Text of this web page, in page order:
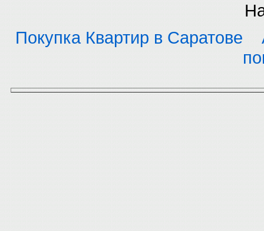
Покупка Квартир в Саратове